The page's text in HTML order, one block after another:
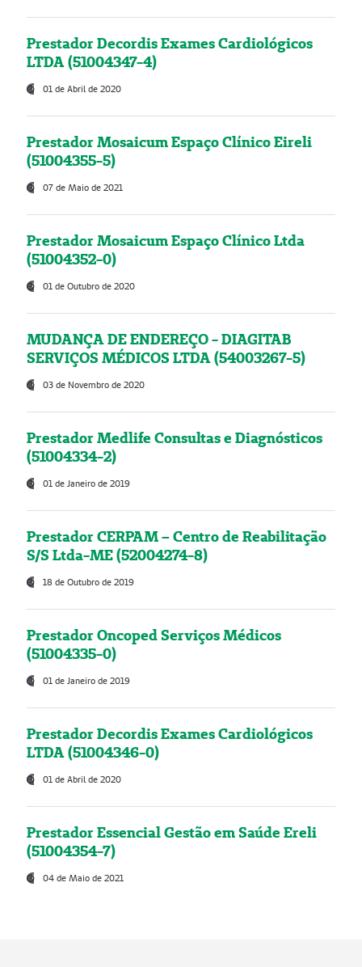
Prestador Decordis Exames Cardiológicos
LTDA (51004347-4)
01 de Abril de 2020
Prestador Mosaicum Espaço Clínico Eireli
(51004355-5)
07 de Maio de 2021
Prestador Mosaicum Espaço Clínico Ltda
(51004352-0)
01 de Outubro de 2020
MUDANÇA DE ENDEREÇO - DIAGITAB
SERVIÇOS MÉDICOS LTDA (54003267-5)
03 de Novembro de 2020
Prestador Medlife Consultas e Diagnósticos
(51004334-2)
01 de Janeiro de 2019
Prestador CERPAM – Centro de Reabilitação
S/S Ltda-ME (52004274-8)
18 de Outubro de 2019
Prestador Oncoped Serviços Médicos
(51004335-0)
01 de Janeiro de 2019
Prestador Decordis Exames Cardiológicos
LTDA (51004346-0)
01 de Abril de 2020
Prestador Essencial Gestão em Saúde Ereli
(51004354-7)
04 de Maio de 2021